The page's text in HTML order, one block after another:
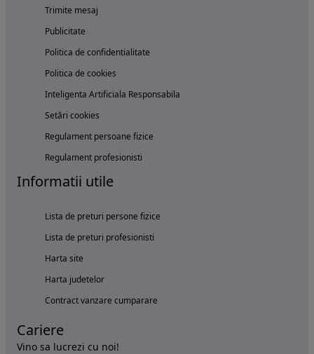
Trimite mesaj
Publicitate
Politica de confidentialitate
Politica de cookies
Inteligenta Artificiala Responsabila
Setări cookies
Regulament persoane fizice
Regulament profesionisti
Informatii utile
Lista de preturi persone fizice
Lista de preturi profesionisti
Harta site
Harta judetelor
Contract vanzare cumparare
Cariere
Vino sa lucrezi cu noi!